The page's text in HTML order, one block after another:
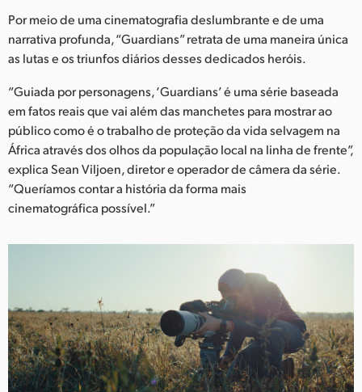
Italy
Japan
Korea
Mexico
Malaysia
Netherlands
Poland
Portugal
Singapore
Por meio de uma cinematografia deslumbrante e de uma
narrativa profunda, “Guardians” retrata de uma maneira única
as lutas e os triunfos diários desses dedicados heróis.
“Guiada por personagens, ‘Guardians’ é uma série baseada
em fatos reais que vai além das manchetes para mostrar ao
público como é o trabalho de proteção da vida selvagem na
África através dos olhos da população local na linha de frente”,
explica Sean Viljoen, diretor e operador de câmera da série.
“Queríamos contar a história da forma mais
cinematográfica possível.”